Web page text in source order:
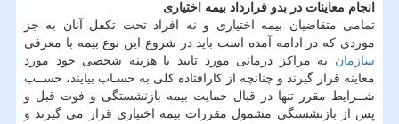
انجام معاینات در بدو قرارداد بیمه اختیاری
تمامی متقاضیان بیمه اختیاری و نه افراد تحت تكفل آنان به جز
موردی كه در ادامه آمده است باید در شروع این نوع بیمه با معرفی
سازمان به مراكز درمانی مورد تایید با هزینه شخصی خود مورد
معاینه قرار گیرند و چنانچه از كارافتاده كلی به حسـاب بیایند، حســب
شــرایط مقرر تنها در قبال حمایت بیمه بازنشستگی و فوت قبل و
پس از بازنشستگی مشمول مقررات بیمه اختیاری قرار می گیرند و